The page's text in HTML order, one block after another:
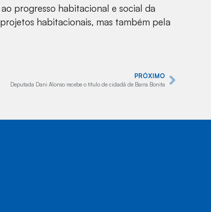
progresso habitacional e social da
habitacionais, mas também pela
PRÓXIMO
Deputada Dani Alonso recebe o título de cidadã de Barra Bonita